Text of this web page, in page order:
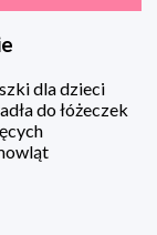
dla dzieci
do łóżeczek